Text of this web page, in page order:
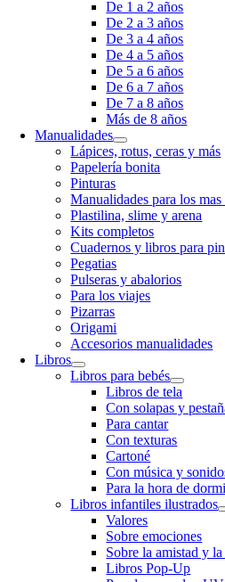
De 1 a 2 años
De 2 a 3 años
De 3 a 4 años
De 4 a 5 años
De 5 a 6 años
De 6 a 7 años
De 7 a 8 años
Más de 8 años
Manualidades
Lápices, rotus, ceras y más
Papelería bonita
Pinturas
Manualidades para los mas
Plastilina, slime y arena
Kits completos
Cuadernos y libros para
Pegatias
Pulseras y abalorios
Para los viajes
Pizarras
Origami
Accesorios manualidades
Libros
Libros para bebés
Libros de tela
Con solapas y
Para cantar
Con texturas
Cartoné
Con música y
Para la hora de
Libros infantiles ilustrados
Valores
Sobre emociones
Sobre la amistad y
Libros Pop-Up